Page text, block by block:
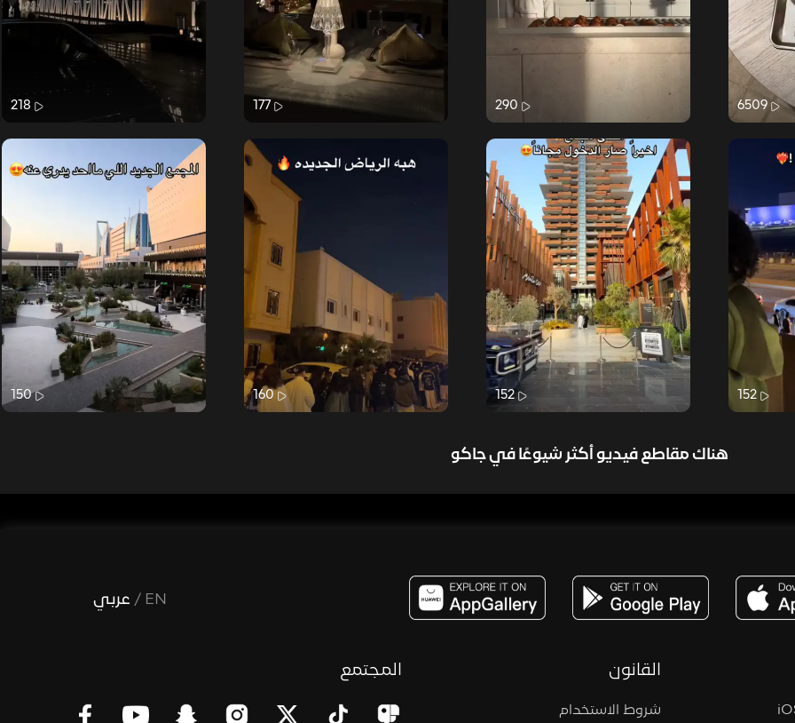
6509
290
177
218
152
152
160
150
هناك مقاطع فيديو أكثر شيوعًا في جاكو
EN
/ عربي
القانون
شروط الاستخدام
المجتمع